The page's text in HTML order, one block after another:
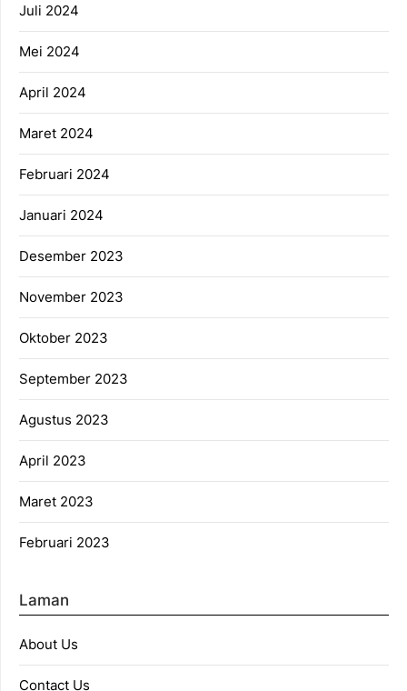
Juli 2024
Mei 2024
April 2024
Maret 2024
Februari 2024
Januari 2024
Desember 2023
November 2023
Oktober 2023
September 2023
Agustus 2023
April 2023
Maret 2023
Februari 2023
Laman
About Us
Contact Us